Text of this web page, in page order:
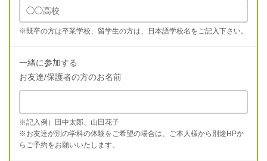
※既卒の方は卒業学校、留学生の方は、日本語学校名をご記入下さい。
一緒に参加する
お友達/保護者の方のお名前
※記入例）田中太郎、山田花子
※お友達が別の学科の体験をご希望の場合は、ご本人様から別途HPか
らご予約をお願いいたします。